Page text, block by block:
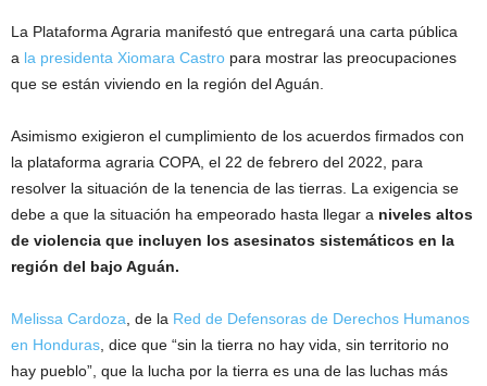
La Plataforma Agraria manifestó que entregará una carta pública
a la presidenta Xiomara Castro para mostrar las preocupaciones
que se están viviendo en la región del Aguán.
Asimismo exigieron el cumplimiento de los acuerdos firmados con
la plataforma agraria COPA, el 22 de febrero del 2022, para
resolver la situación de la tenencia de las tierras. La exigencia se
debe a que la situación ha empeorado hasta llegar a niveles altos
de violencia que incluyen los asesinatos sistemáticos en la
región del bajo Aguán.
Melissa Cardoza , de la Red de Defensoras de Derechos Humanos
en Honduras , dice que “sin la tierra no hay vida, sin territorio no
hay pueblo”, que la lucha por la tierra es una de las luchas más